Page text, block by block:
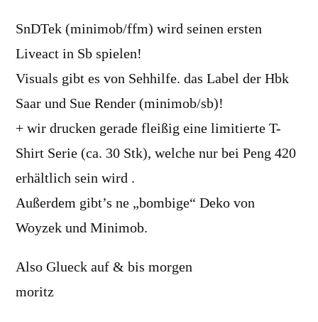
SnDTek (minimob/ffm) wird seinen ersten
Liveact in Sb spielen!
Visuals gibt es von Sehhilfe. das Label der Hbk
Saar und Sue Render (minimob/sb)!
+ wir drucken gerade fleißig eine limitierte T-
Shirt Serie (ca. 30 Stk), welche nur bei Peng 420
erhältlich sein wird .
Außerdem gibt’s ne „bombige“ Deko von
Woyzek und Minimob.
Also Glueck auf & bis morgen
moritz